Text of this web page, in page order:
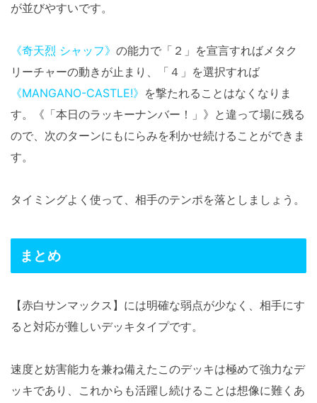
が並びやすいです。
《奇天烈 シャッフ》 の能力で「２」を宣言すればメタク
リーチャーの動きが止まり、「４」を選択すれば
《MANGANO-CASTLE!》 を撃たれることはなくなりま
す。《「本日のラッキーナンバー！」》と違って場に残る
ので、次のターンにもにらみを利かせ続けることができま
す。
タイミングよく使って、相手のテンポを落としましょう。
まとめ
【赤白サンマックス】には明確な弱点が少なく、相手にす
ると対応が難しいデッキタイプです。
速度と妨害能力を兼ね備えたこのデッキは極めて強力なデ
ッキであり、これからも活躍し続けることは想像に難くあ